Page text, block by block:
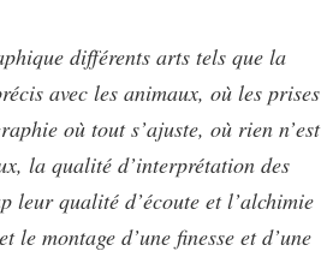
différents arts tels que la
avec les animaux, où les prises
où tout s’ajuste, où rien n’est
la qualité d’interprétation des
leur qualité d’écoute et l’alchimie
montage d’une finesse et d’une